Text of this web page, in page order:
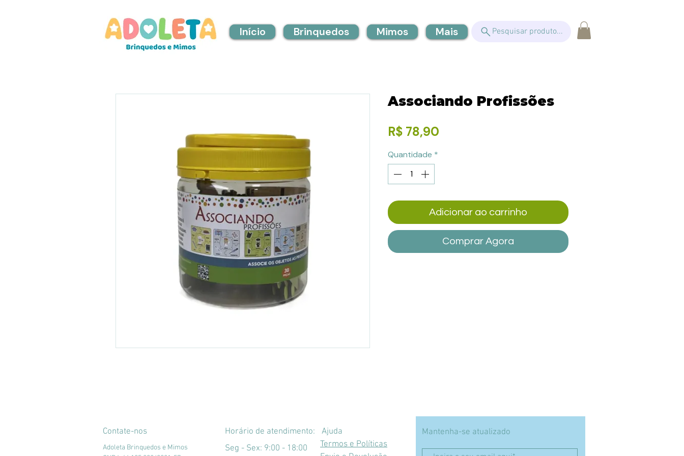
Início Brinquedos Mimos Mais Pesquisar produto...
Associando Profissões
R$ 78,90
Quantidade *
Adicionar ao carrinho
Comprar Agora
Contate-nos
Adoleta Brinquedos e Mimos
Horário de atendimento:
Ajuda
Seg - Sex: 9:00 - 18:00
Termos e Políticas
Mantenha-se atualizado